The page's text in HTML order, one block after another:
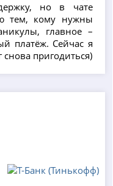
но в чате
тем, кому нужны
главное –
платёж. Сейчас я
снова пригодиться)